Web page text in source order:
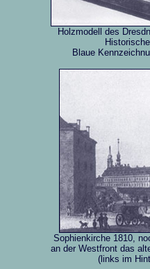
Holzmodell des
Blaue
Sophienkirche 1810,
an der Westfront das
(links im